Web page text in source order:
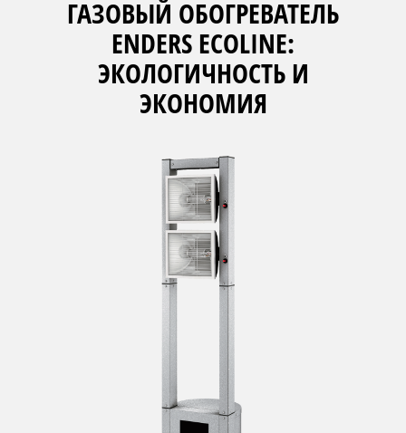
ГАЗОВЫЙ ОБОГРЕВАТЕЛЬ
ENDERS ECOLINE:
ЭКОЛОГИЧНОСТЬ И
ЭКОНОМИЯ